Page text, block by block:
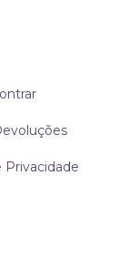
Privacidade